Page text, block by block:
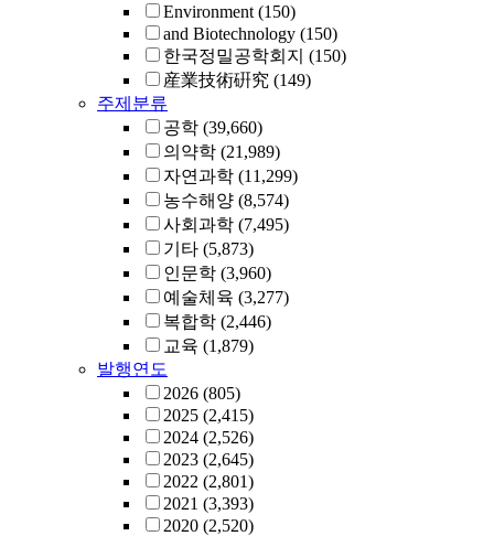
Environment (150)
and Biotechnology (150)
한국정밀공학회지 (150)
産業技術硏究 (149)
주제분류
공학 (39,660)
의약학 (21,989)
자연과학 (11,299)
농수해양 (8,574)
사회과학 (7,495)
기타 (5,873)
인문학 (3,960)
예술체육 (3,277)
복합학 (2,446)
교육 (1,879)
발행연도
2026 (805)
2025 (2,415)
2024 (2,526)
2023 (2,645)
2022 (2,801)
2021 (3,393)
2020 (2,520)